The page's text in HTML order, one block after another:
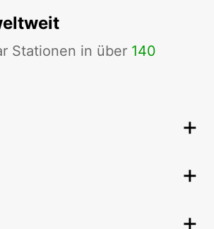
Stationen in über 140